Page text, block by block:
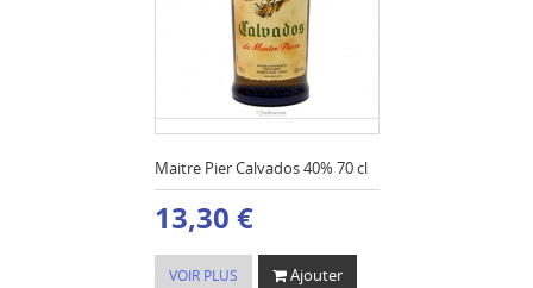
Maitre Pier Calvados 40% 70 cl
13,30 €
VOIR PLUS Ajouter